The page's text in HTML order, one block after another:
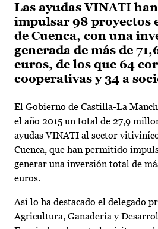
Las ayudas VINATI
impulsar 98 proyectos
de Cuenca, con una
generada de más de
euros, de los que 64
cooperativas y 34 a
El Gobierno de Castilla-La
el año 2015 un total de 27,9
ayudas VINATI al sector
Cuenca, que han permitido
generar una inversión total de
euros.
Así lo ha destacado el delegado
Agricultura, Ganadería y